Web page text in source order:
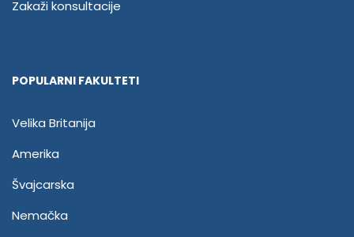
Zakaži konsultacije
POPULARNI FAKULTETI
Velika Britanija
Amerika
Švajcarska
Nemačka